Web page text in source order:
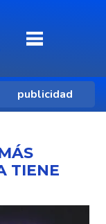
publicidad
TIENE